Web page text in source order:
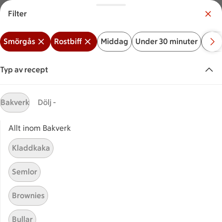
Meny Logga in
Vilken är din butik? Välj butik
Start
Sök ingrediens eller recept
Inga förslag
Smörgås
ReceptVisar 12 stycken
(12)
Nørrebro curry –
Filter
Smörgås Rostbiff Middag Under 30 minuter
Typ av recept
Bakverk Dölj -
Allt inom Bakverk
Kladdkaka
Semlor
Brownies
Bullar